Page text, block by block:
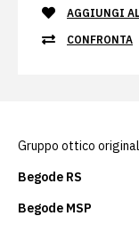
AGGIUNGI
CONFRONTA
Gruppo ottico
Begode RS
Begode MSP